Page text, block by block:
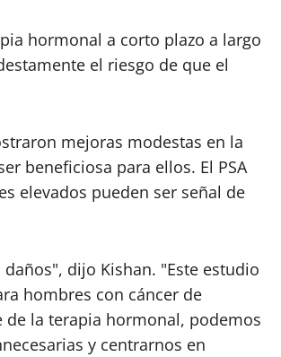
hormonal a corto plazo a largo
el riesgo de que el
mejoras modestas en la
beneficiosa para ellos. El PSA
elevados pueden ser señal de
dijo Kishan. "Este estudio
hombres con cáncer de
la terapia hormonal, podemos
y centrarnos en